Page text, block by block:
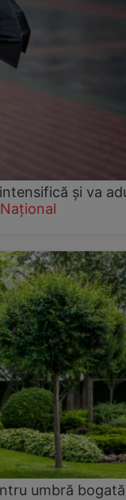
și va
Național
umbră